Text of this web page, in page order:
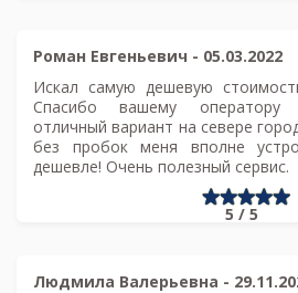
Роман Евгеньевич - 05.03.2022
Искал самую дешевую
Спасибо вашему оператору
отличный вариант на севере
без пробок меня вполне
дешевле! Очень полезный сервис.
5 / 5
Людмила Валерьевна -